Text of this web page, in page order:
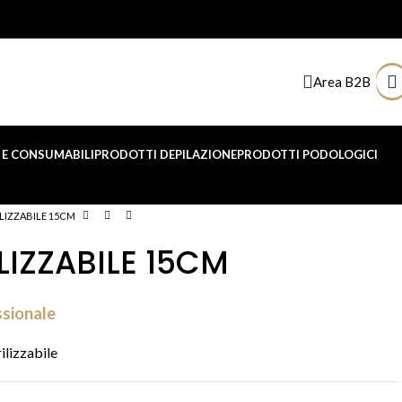
Area B2B
CONSUMABILIPRODOTTI DEPILAZIONEPRODOTTI PODOLOGICI
15CM
15CM